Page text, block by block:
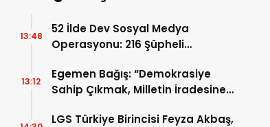
52 İlde Dev Sosyal Medya
Operasyonu: 216 Şüpheli
13:48
Egemen Bağış: “Demokrasiye
Sahip Çıkmak, Milletin İradesine
13:12
LGS Türkiye Birincisi Feyza Akbaş,